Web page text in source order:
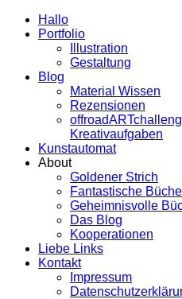
Hallo
Portfolio
Illustration
Gestaltung
Blog
Material Wissen
Rezensionen
Kreativaufgaben
Kunstautomat
About
Goldener Strich
Fantastische
Geheimnisvolle
Das Blog
Kooperationen
Liebe Links
Kontakt
Impressum